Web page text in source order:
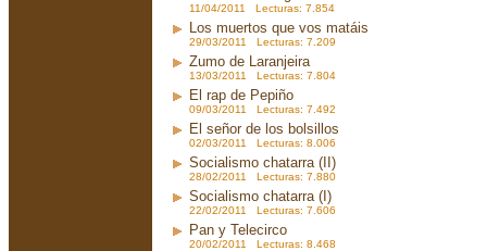
11/04/2011 Lecturas: 7.854
Los muertos que vos matáis
29/03/2011 Lecturas: 7.209
Zumo de Laranjeira
13/03/2011 Lecturas: 7.804
El rap de Pepiño
09/03/2011 Lecturas: 7.492
El señor de los bolsillos
02/03/2011 Lecturas: 8.006
Socialismo chatarra (II)
28/02/2011 Lecturas: 7.880
Socialismo chatarra (I)
22/02/2011 Lecturas: 7.606
Pan y Telecirco
20/02/2011 Lecturas: 8.468